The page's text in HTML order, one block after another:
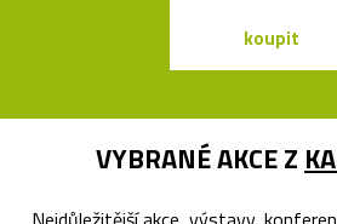
koupit
VYBRANÉ AKCE Z